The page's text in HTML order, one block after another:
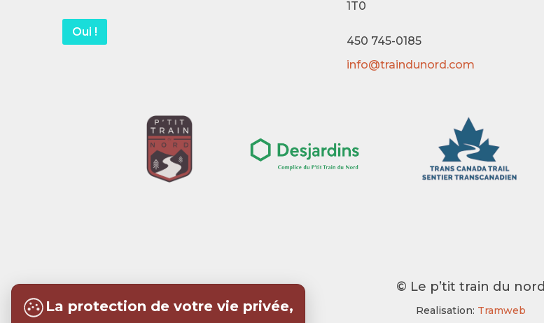
Oui !
1T0
450 745-0185
info@traindunord.com
© Le p’tit train du nord
Realisation: Tramweb
La protection de votre vie privée,